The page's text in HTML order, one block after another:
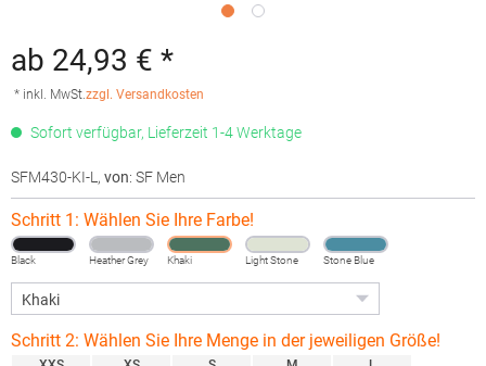
ab 24,93 € *
* inkl. MwSt.zzgl. Versandkosten
Sofort verfügbar, Lieferzeit 1-4 Werktage
SFM430-KI-L , von: SF Men
Schritt 1: Wählen Sie Ihre Farbe!
Black Heather Grey Khaki Light Stone Stone Blue
Schritt 2: Wählen Sie Ihre Menge in der jeweiligen Größe!